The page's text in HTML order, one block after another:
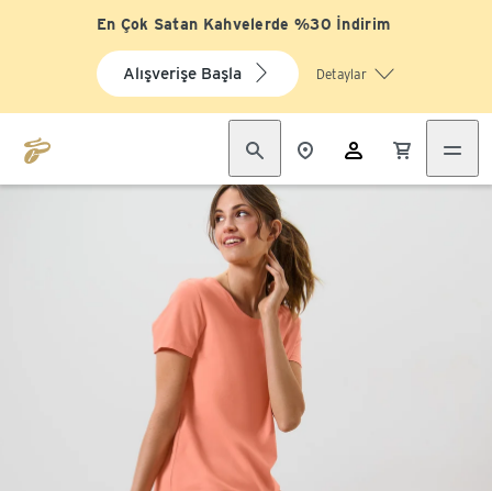
En Çok Satan Kahvelerde %30 İndirim
Alışverişe Başla Detaylar